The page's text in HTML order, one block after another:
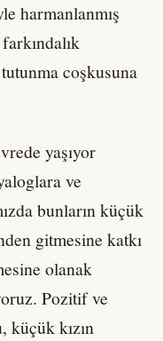
harmanlanmış
coşkusuna
yaşıyor
ve
bunların küçük
gitmesine katkı
olanak
Pozitif ve
küçük kızın